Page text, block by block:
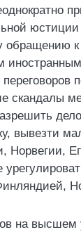
юстиции
обращению
скандалы
вывезти
Норвегии,
на высшем